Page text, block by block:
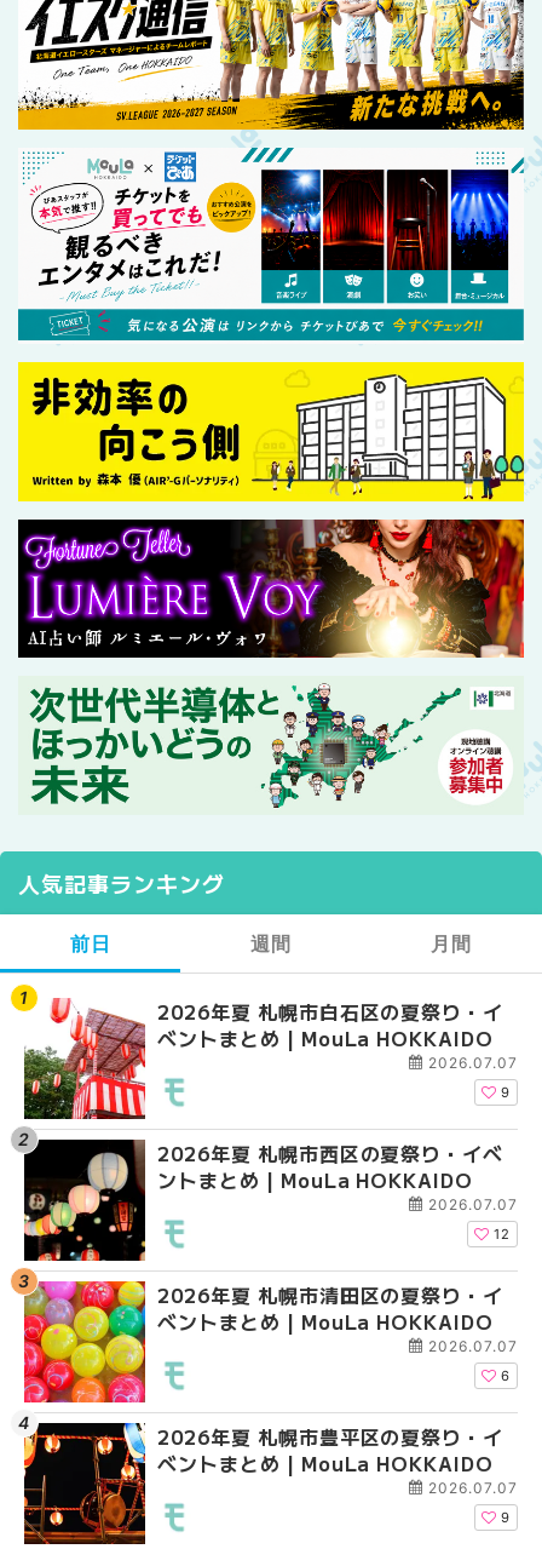
人気記事ランキング
前日
2026年夏 札幌市白石区の夏祭り・イ
ベントまとめ | MouLa HOKKAIDO
2026.07.07
9
2026年夏 札幌市西区の夏祭り・イベ
ントまとめ | MouLa HOKKAIDO
2026.07.07
12
2026年夏 札幌市清田区の夏祭り・イ
ベントまとめ | MouLa HOKKAIDO
2026.07.07
6
2026年夏 札幌市豊平区の夏祭り・イ
ベントまとめ | MouLa HOKKAIDO
2026.07.07
9
週間
2026年夏 札幌市西区
ントまとめ | MouLa
【2026年最新】札幌
ガーデン｜オープン日
大通公園から穴場テ
2026年夏 札幌市白石
ベントまとめ |
2026年夏 札幌市手稲
ベントまとめ |
月間
【2026年最新】札幌
ガーデン｜オープン日
大通公園から穴場テ
2026年夏 札幌市北区
ントまとめ | MouLa
2026年夏 札幌市白石
ベントまとめ |
2026年夏 札幌市西区
ントまとめ | MouLa